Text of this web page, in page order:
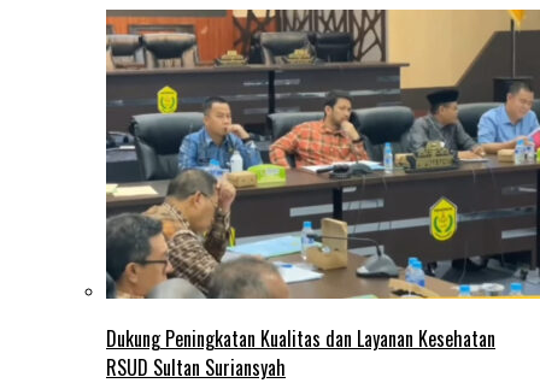
Dukung Peningkatan Kualitas dan Layanan Kesehatan
RSUD Sultan Suriansyah